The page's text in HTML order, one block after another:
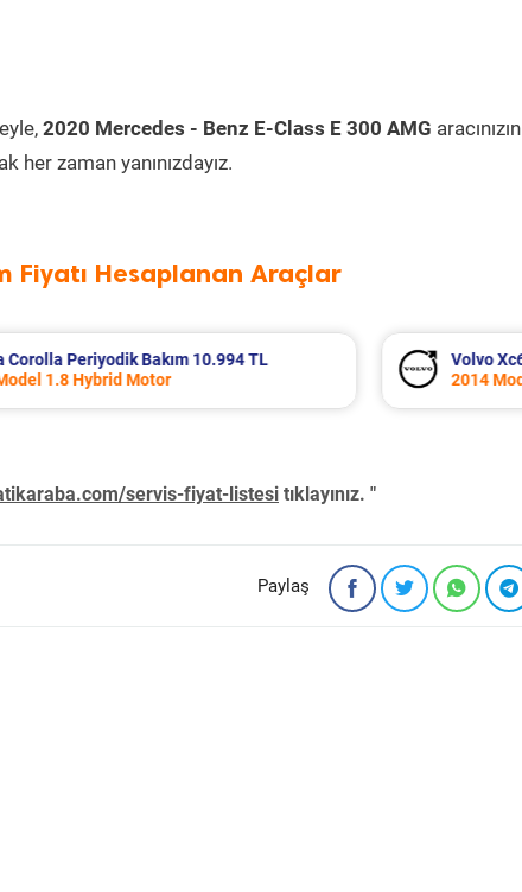
2020 Mercedes - Benz E-Class E 300 AMG aracınızın
her zaman yanınızdayız.
Fiyatı Hesaplanan Araçlar
Volvo Xc60 Periyodik Bakım 10.267 TL
2014 Model 2.0 D4 Motor
servis-fiyat-listesi tıklayınız. "
Paylaş